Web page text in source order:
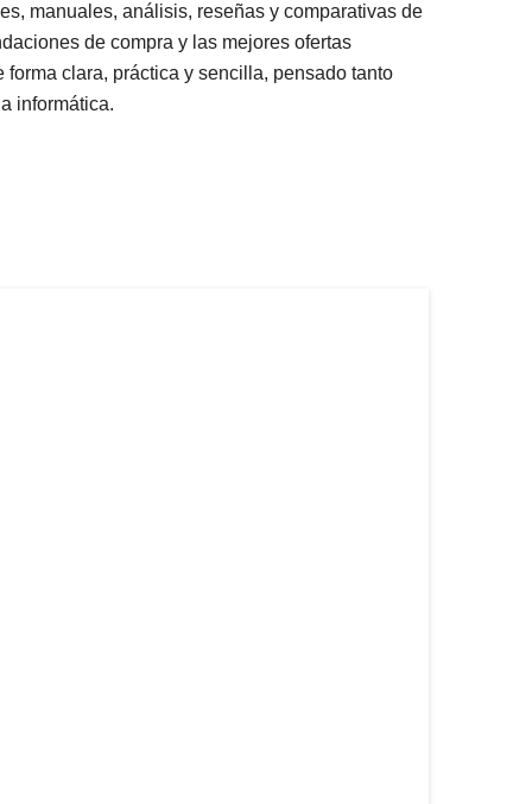
manuales, análisis, reseñas y comparativas de
de compra y las mejores ofertas
clara, práctica y sencilla, pensado tanto
informática.